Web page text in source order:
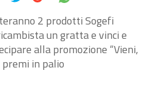
2 prodotti Sogefi
un gratta e vinci e
alla promozione “Vieni,
premi in palio